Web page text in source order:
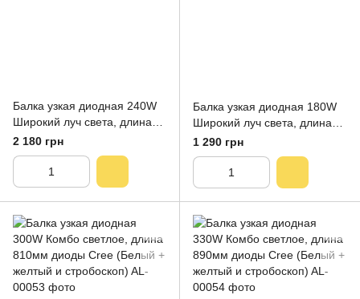
Балка узкая диодная 240W
Широкий луч света, длина
650мм, диоды Cree
2 180 грн
Балка узкая диодная 180W
Широкий луч света, длина
500мм диоды Cree
1 290 грн